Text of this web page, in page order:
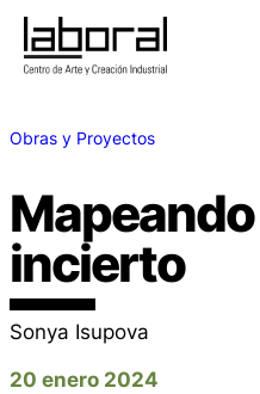
Obras y Proyectos
incierto
Sonya Isupova
20 enero 2024